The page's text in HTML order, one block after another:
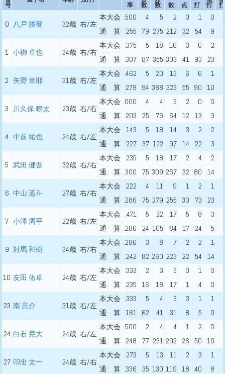
号 率 数 数 数 点 打 打 打
0 八戸 勝登 32歳 右/左
本大会 .500 4 5 2 0 1 0
通 算 .255 79 275 212 32 54 9
1 小栁 卓也 34歳 右/右
本大会 .375 5 18 16 3 6 2
通 算 .307 87 355 303 41 93 23
2 矢野 幸耶 31歳 右/左
本大会 .462 5 20 13 6 6 1
通 算 .279 94 388 323 55 90 10
3 川久保 瞭太 23歳 右/右
本大会 .000 4 4 3 2 0 0
通 算 .203 25 76 64 12 13 3
4 中前 祐也 24歳 右/左
本大会 .143 5 18 14 3 2 2
通 算 .227 37 122 97 14 22 3
5 武田 健吾 32歳 右/右
本大会 .235 5 18 17 2 4 2
通 算 .300 75 309 267 32 80 14
6 中山 遥斗 27歳 右/右
本大会 .222 4 11 9 1 2 1
通 算 .286 75 279 255 30 73 23
7 小澤 周平 22歳 右/左
本大会 .471 5 22 17 5 8 3
通 算 .286 24 105 84 17 24 5
9 対馬 和樹 34歳 右/右
本大会 .286 3 8 7 2 2 1
通 算 .242 82 260 223 22 54 14
10 友田 佑卓 24歳 右/左
本大会 .333 2 3 3 0 1 0
通 算 .235 16 18 17 1 4 0
23 南 亮介 31歳 右/左
本大会 .333 5 4 3 3 1 1
通 算 .161 62 41 31 8 5 0
24 白石 晃大 24歳 右/左
本大会 .500 2 4 4 1 2 0
通 算 .248 77 231 202 26 50 10
27 印出 太一 24歳 右/右
本大会 .273 5 13 11 2 3 1
通 算 .336 35 130 119 18 40 8